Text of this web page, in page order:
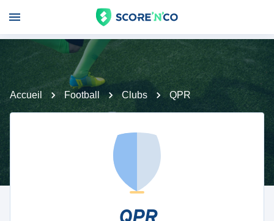
Accueil Football Clubs QPR